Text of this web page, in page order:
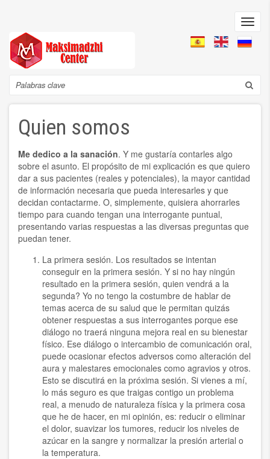
contenido
principal
Search
Quien somos
Me dedico a la sanación. Y me gustaría contarles algo
sobre el asunto. El propósito de mi explicación es que quiero
dar a sus pacientes (reales y potenciales), la mayor cantidad
de información necesaria que pueda interesarles y que
decidan contactarme. O, simplemente, quisiera ahorrarles
tiempo para cuando tengan una interrogante puntual,
presentando varias respuestas a las diversas preguntas que
puedan tener.
La primera sesión. Los resultados se intentan
conseguir en la primera sesión. Y si no hay ningún
resultado en la primera sesión, quien vendrá a la
segunda? Yo no tengo la costumbre de hablar de
temas acerca de su salud que le permitan quizás
obtener respuestas a sus interrogantes porque ese
diálogo no traerá ninguna mejora real en su bienestar
físico. Ese diálogo o intercambio de comunicación oral,
puede ocasionar efectos adversos como alteración del
aura y malestares emocionales como agravios y otros.
Esto se discutirá en la próxima sesión. Si vienes a mí,
lo más seguro es que traigas contigo un problema
real, a menudo de naturaleza física y la primera cosa
que he de hacer, en mi opinión, es: reducir o eliminar
el dolor, suavizar los tumores, reducir los niveles de
azúcar en la sangre y normalizar la presión arterial o
la temperatura.